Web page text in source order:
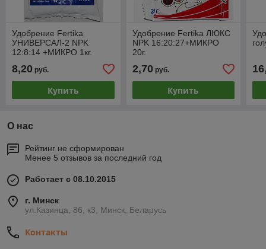
Удобрение Fertika
УНИВЕРСАЛ-2 NPK
12:8:14 +МИКРО 1кг.
8,20 руб.
Купить
Удобрение Fertika ЛЮКС
NPK 16:20:27+МИКРО
20г.
2,70руб.
Купить
О нас
Рейтинг не сформирован
Менее 5 отзывов за последний год
Работает с 08.10.2015
г. Минск
ул.Казинца, 86, к3, Минск, Беларусь
Контакты